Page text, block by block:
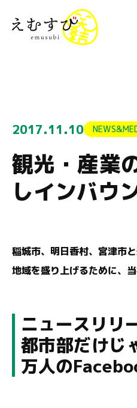
2017.11.10
観光・産業
しインバウ
稲城市、明日香村、宮津市と
地域を盛り上げるために、
ニュースリリ
都市部だけじ
万人の